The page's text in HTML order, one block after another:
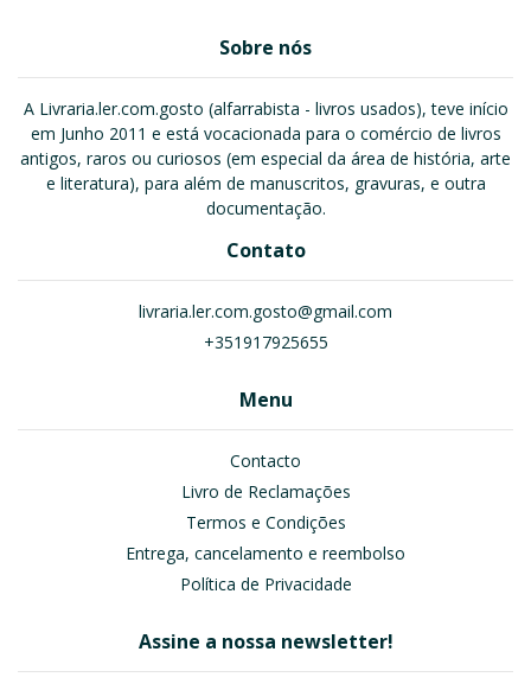
Sobre nós
A Livraria.ler.com.gosto (alfarrabista - livros usados), teve início
em Junho 2011 e está vocacionada para o comércio de livros
antigos, raros ou curiosos (em especial da área de história, arte
e literatura), para além de manuscritos, gravuras, e outra
documentação.
Contato
livraria.ler.com.gosto@gmail.com
+351917925655
Menu
Contacto
Livro de Reclamações
Termos e Condições
Entrega, cancelamento e reembolso
Política de Privacidade
Assine a nossa newsletter!